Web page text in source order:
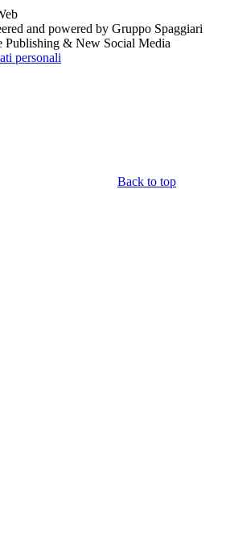
and powered by Gruppo Spaggiari
Publishing & New Social Media
personali
Back to top